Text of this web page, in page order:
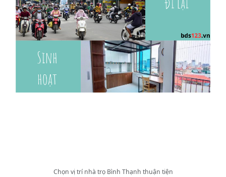
Chọn vị trí nhà trọ Bình Thạnh thuận tiện